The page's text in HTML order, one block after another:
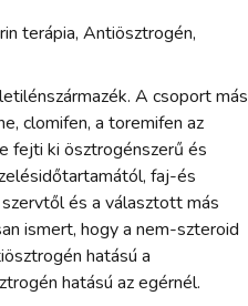
terápia, Antiösztrogén,
A csoport más
clomifen, a toremifen az
fejti ki ösztrogénszerű és
faj-és
és a választott más
ismert, hogy a nem-szteroid
hatású a
hatású az egérnél.